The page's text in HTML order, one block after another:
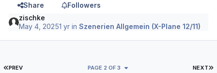
Share
Followers
zischke
May 4, 20251 yr inSzenerien Allgemein (X-Plane 12/11)
FIRST PAGE
PREV NEXT
PAGE 2 OF 3